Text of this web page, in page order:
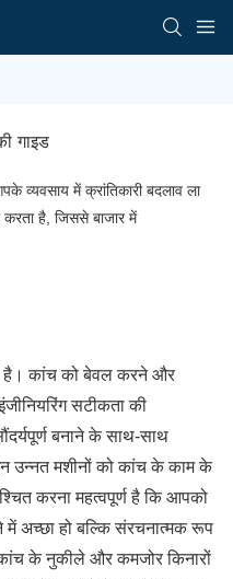
गाइड
व्यवसाय में क्रांतिकारी बदलाव ला
है, जिससे बाजार में
है। कांच को बेवल करने और
सटीकता की
बनाने के साथ-साथ
उन्नत मशीनों को कांच के काम के
करना महत्वपूर्ण है कि आपको
अच्छा हो बल्कि संरचनात्मक रूप
के नुकीले और कमजोर किनारों